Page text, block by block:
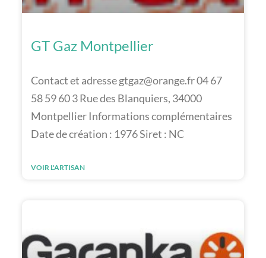
GT Gaz Montpellier
Contact et adresse gtgaz@orange.fr 04 67
58 59 60 3 Rue des Blanquiers, 34000
Montpellier Informations complémentaires
Date de création : 1976 Siret : NC
VOIR L'ARTISAN